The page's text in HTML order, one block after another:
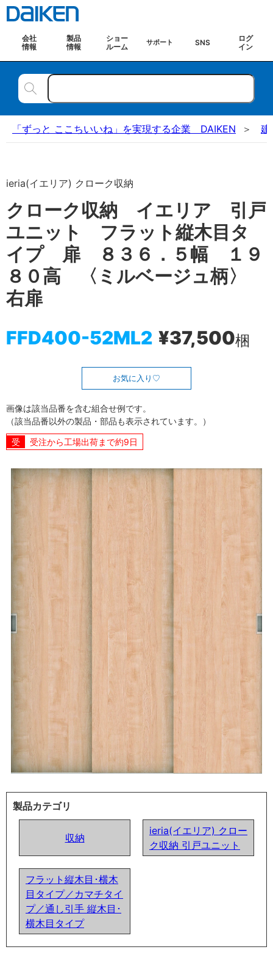
会社
情報
製品
情報
ショー
ルーム
サポート SNS
ログ
イン
「ずっと ここちいいね」を実現する企業 DAIKEN 建
ieria(イエリア) クローク収納
クローク収納 イエリア 引戸
ユニット フラット縦木目タ
イプ 扉 ８３６．５幅 １９
８０高 〈ミルベージュ柄〉
右扉
FFD400-52ML2 ¥37,500梱
お気に入り
画像は該当品番を含む組合せ例です。
（該当品番以外の製品・部品も表示されています。）
受注から工場出荷まで約9日
製品カテゴリ
収納
ieria(イエリア) クロー
ク収納 引戸ユニット
フラット縦木目･横木
目タイプ／カマチタイ
プ／通し引手 縦木目･
横木目タイプ